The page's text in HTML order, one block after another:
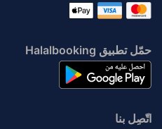
حمّل تطبيق Halalbooking
اتّصِل بنا